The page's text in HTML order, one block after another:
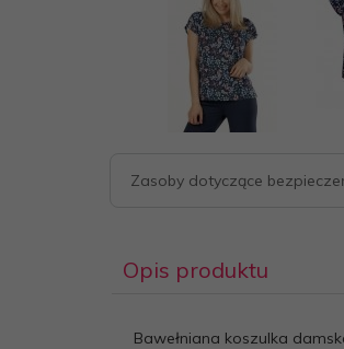
Zasoby dotyczące
Opis produktu
Bawełniana koszulka